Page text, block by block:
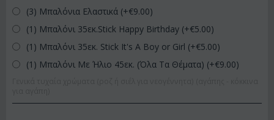
(3) Μπαλόνια Ελαστικά (+€9.00)
(1) Μπαλόνι 35εκ.Stick Happy Birthday (+€5.00)
(1) Μπαλόνι 35εκ. Stick It's A Boy or Girl (+€5.00)
(1) Μπαλόνι Με Ήλιο 45εκ. (Όλα Τα Θέματα) (+€9.00)